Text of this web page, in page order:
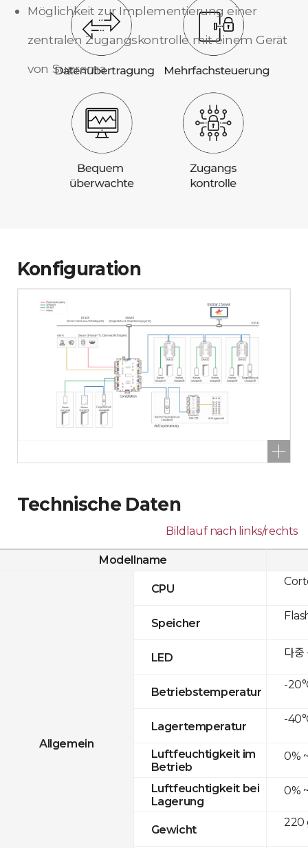
Möglichkeit zur Implementierung einer
zentralen Zugangskontrolle mit einem Gerät
von Suprema
Konfiguration
Technische Daten
Bildlauf nach links/rechts
Modellname
Allgemein
CPU
Speicher
LED
Betriebstemperatur
Lagertemperatur
Luftfeuchtigkeit im
Betrieb
Luftfeuchtigkeit bei
Lagerung
Gewicht
다중
-
-
0%
0%
220